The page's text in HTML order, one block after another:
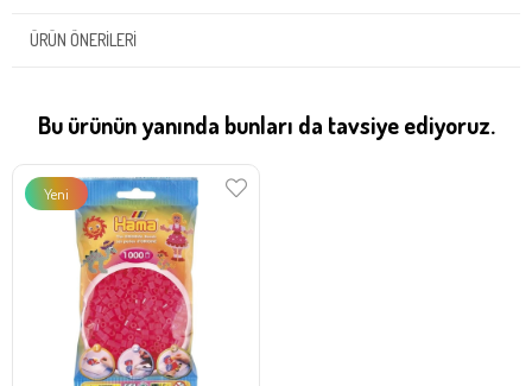
ÜRÜN ÖNERILERI
Bu ürünün yanında bunları da tavsiye ediyoruz.
Yeni